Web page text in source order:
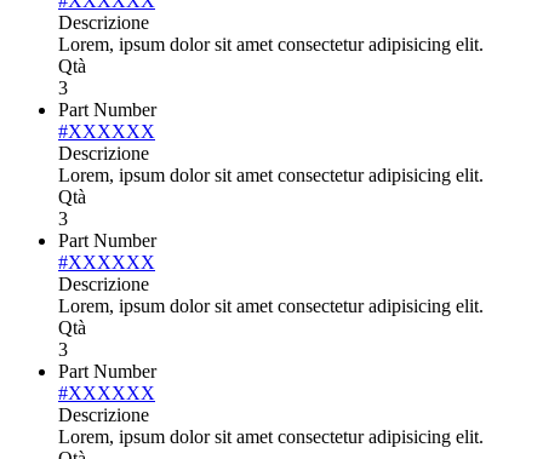
Descrizione
Lorem, ipsum dolor sit amet consectetur adipisicing elit.
Qtà
3
Part Number
#XXXXXX
Descrizione
Lorem, ipsum dolor sit amet consectetur adipisicing elit.
Qtà
3
Part Number
#XXXXXX
Descrizione
Lorem, ipsum dolor sit amet consectetur adipisicing elit.
Qtà
3
Part Number
#XXXXXX
Descrizione
Lorem, ipsum dolor sit amet consectetur adipisicing elit.